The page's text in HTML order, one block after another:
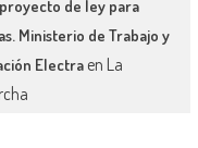
de ley para
Ministerio de Trabajo y
Electraen La